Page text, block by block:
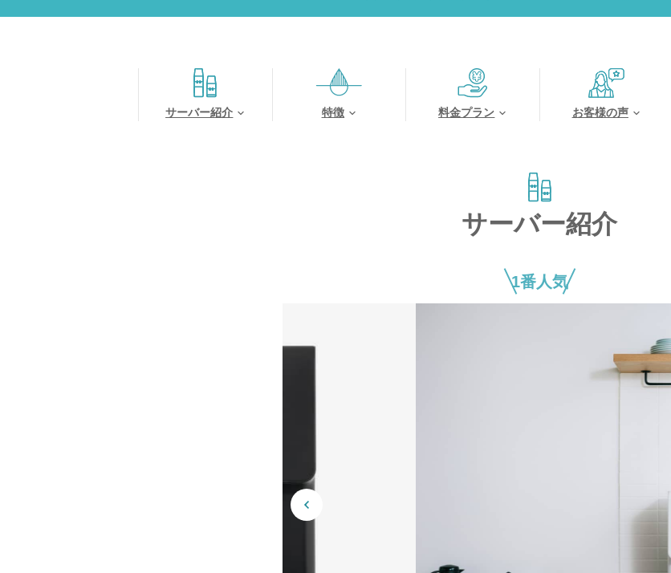
サーバー紹介 特徴 料金プラン お客様の声
サーバー紹介
1番人気